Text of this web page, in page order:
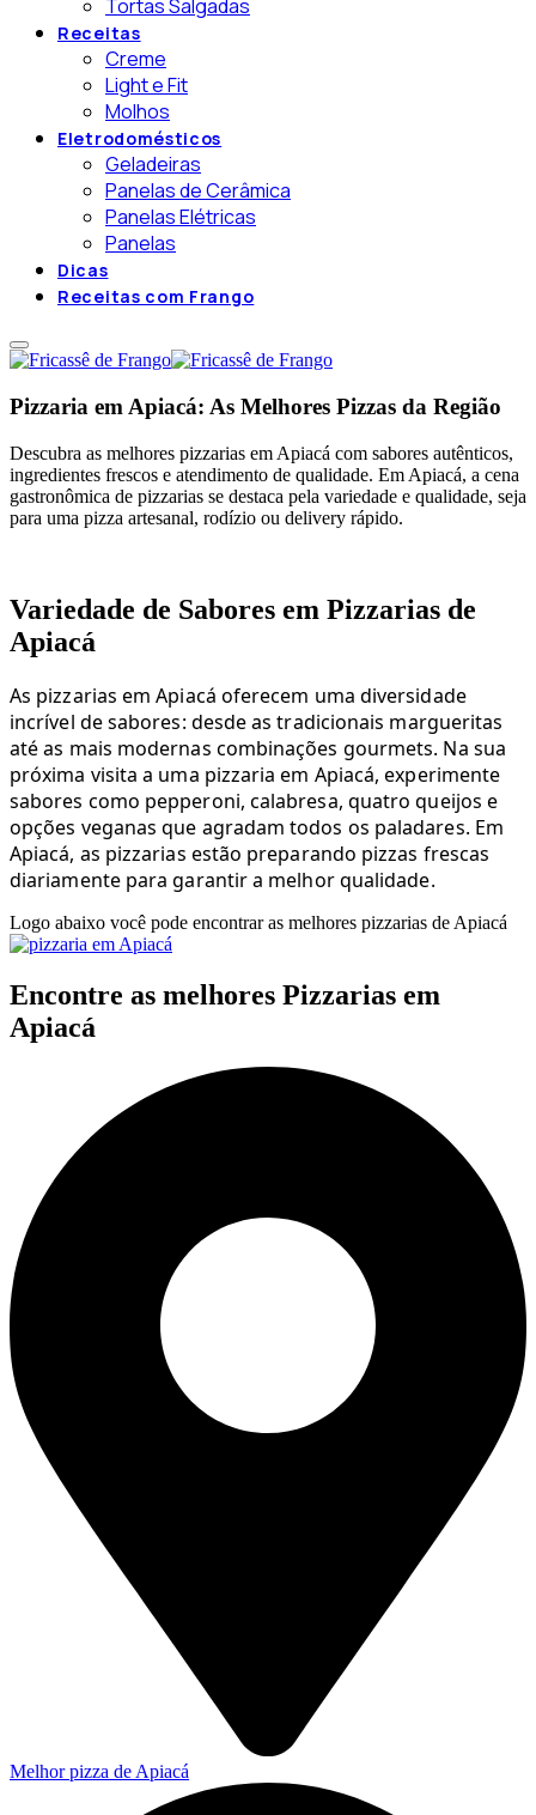
Tortas Salgadas
Receitas
Creme
Light e Fit
Molhos
Eletrodomésticos
Geladeiras
Panelas de Cerâmica
Panelas Elétricas
Panelas
Dicas
Receitas com Frango
Pizzaria em Apiacá: As Melhores Pizzas da Região
Descubra as melhores pizzarias em Apiacá com sabores autênticos,
ingredientes frescos e atendimento de qualidade. Em Apiacá, a cena
gastronômica de pizzarias se destaca pela variedade e qualidade, seja
para uma pizza artesanal, rodízio ou delivery rápido.
Variedade de Sabores em Pizzarias de
Apiacá
As pizzarias em Apiacá oferecem uma diversidade
incrível de sabores: desde as tradicionais margueritas
até as mais modernas combinações gourmets. Na sua
próxima visita a uma pizzaria em Apiacá, experimente
sabores como pepperoni, calabresa, quatro queijos e
opções veganas que agradam todos os paladares. Em
Apiacá, as pizzarias estão preparando pizzas frescas
diariamente para garantir a melhor qualidade.
Logo abaixo você pode encontrar as melhores pizzarias de Apiacá
Encontre as melhores Pizzarias em
Apiacá
Melhor pizza de Apiacá